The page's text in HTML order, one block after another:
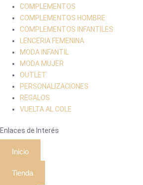
COMPLEMENTOS
COMPLEMENTOS HOMBRE
COMPLEMENTOS INFANTILES
LENCERIA FEMENINA
MODA INFANTIL
MODA MUJER
OUTLET
PERSONALIZACIONES
REGALOS
VUELTA AL COLE
Enlaces de Interés
Inicio
Tienda